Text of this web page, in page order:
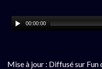
00:00:00
Mise à jour : Diffusé sur Fun